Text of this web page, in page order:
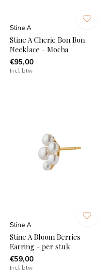
Stine A
Stine A Cherie Bon Bon
Necklace - Mocha
€95,00
Incl. btw
Stine A
Stine A Bloom Berries
Earring - per stuk
€59,00
Incl. btw